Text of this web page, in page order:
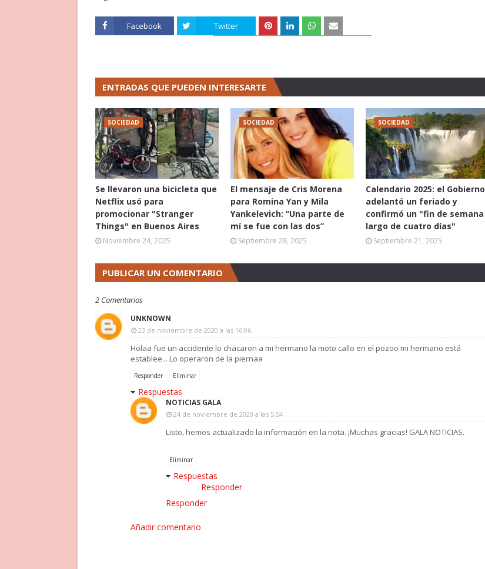
Facebook Twitter
ENTRADAS QUE PUEDEN INTERESARTE
SOCIEDAD
Se llevaron una bicicleta que
Netflix usó para
promocionar "Stranger
Things" en Buenos Aires
Noviembre 24, 2025
SOCIEDAD
El mensaje de Cris Morena
para Romina Yan y Mila
Yankelevich: “Una parte de
mí se fue con las dos”
Septiembre 28, 2025
SOCIEDAD
Calendario 2025: el Gobierno
adelantó un feriado y
confirmó un "fin de semana
largo de cuatro días"
Septiembre 21, 2025
PUBLICAR UN COMENTARIO
2 Comentarios
UNKNOWN
23 de noviembre de 2020 a las 16:06
Holaa fue un accidente lo chacaron a mi hermano la moto callo en el pozoo mi hermano está
establee... Lo operaron de la piernaa
Responder Eliminar
Respuestas
NOTICIAS GALA
24 de noviembre de 2020 a las 5:54
Listo, hemos actualizado la información en la nota. ¡Muchas gracias! GALA NOTICIAS.
Eliminar
Respuestas
Responder
Responder
Añadir comentario